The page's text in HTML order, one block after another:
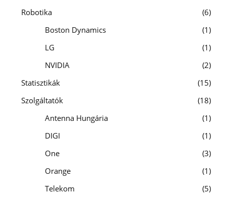
Robotika
6
Boston Dynamics
1
LG
1
NVIDIA
2
Statisztikák
15
Szolgáltatók
18
Antenna Hungária
1
DIGI
1
One
3
Orange
1
Telekom
5